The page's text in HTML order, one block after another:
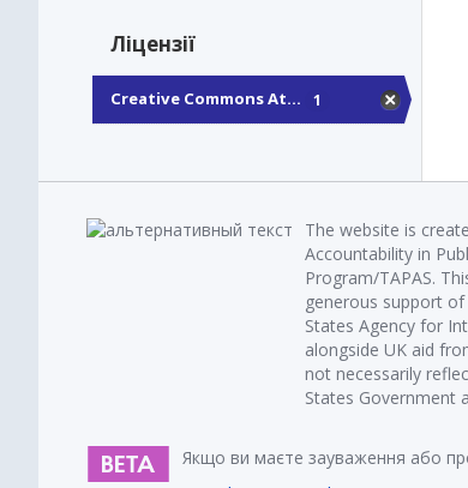
Ліцензії
Creative Commons At... 1
The website is
Accountability in
Program/TAPAS.
generous support
States Agency for
alongside UK aid
not necessarily
States Government
Якщо ви маєте зауваження або